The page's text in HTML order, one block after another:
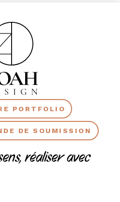
PORTFOLIO
DE SOUMISSION
réaliser avec